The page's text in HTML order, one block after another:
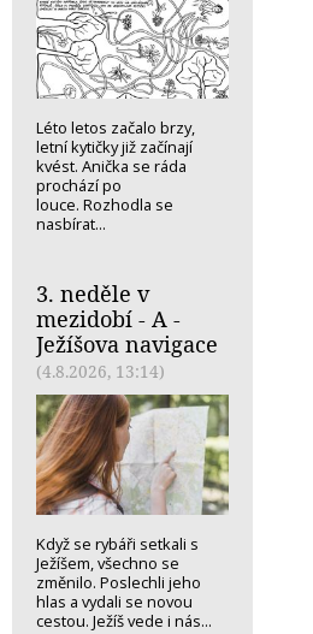
Léto letos začalo brzy,
letní kytičky již začínají
kvést. Anička se ráda
prochází po
louce. Rozhodla se
nasbírat...
3. neděle v
mezidobí - A -
Ježíšova navigace
(4.8.2026, 13:14)
Když se rybáři setkali s
Ježíšem, všechno se
změnilo. Poslechli jeho
hlas a vydali se novou
cestou. Ježíš vede i nás...